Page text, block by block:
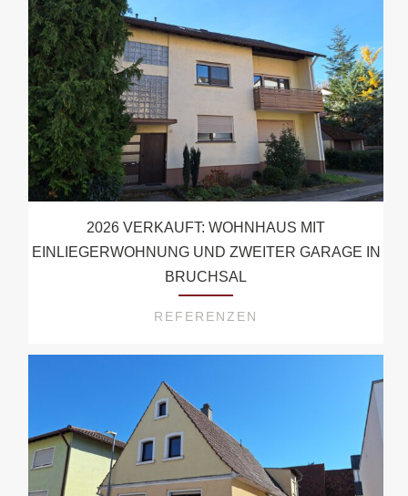
2026 VERKAUFT: WOHNHAUS MIT
EINLIEGERWOHNUNG UND ZWEITER GARAGE IN
BRUCHSAL
REFERENZEN